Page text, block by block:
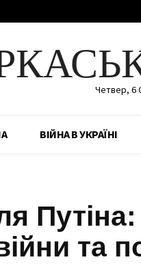
Четвер, 6
ВІЙНА В УКРАЇНІ
та